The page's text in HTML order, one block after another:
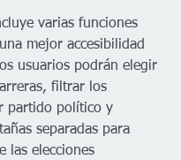
varias funciones
mejor accesibilidad
usuarios podrán elegir
filtrar los
partido político y
separadas para
las elecciones